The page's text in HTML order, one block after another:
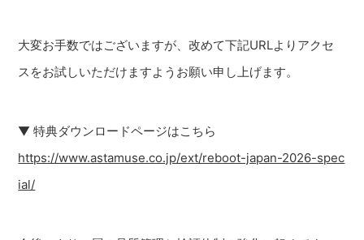
大変お手数ではございますが、改めて下記URLよりアクセ
スをお試しいただけますようお願い申し上げます。
▼ 特典ダウンロードページはこちら
https://www.astamuse.co.jp/ext/reboot-japan-2026-spec
ial/